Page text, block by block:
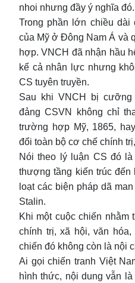
nhoi nhưng đầy ý nghĩa đó.
Trong phần lớn chiều dài
của Mỹ ở Đông Nam Á và
hợp. VNCH đã nhận hầu
kể cả nhân lực nhưng
CS tuyên truyền.
Sau khi VNCH bị cưỡng
đảng CSVN không chỉ
trường hợp Mỹ, 1865,
đổi toàn bộ cơ chế chính
Nói theo lý luận CS đó
thượng tầng kiến trúc
loạt các biện pháp dã
Stalin.
Khi một cuộc chiến nhằm
chính trị, xã hội, văn
chiến đó không còn là nội
Ai gọi chiến tranh Việt
hình thức, nội dung vẫn